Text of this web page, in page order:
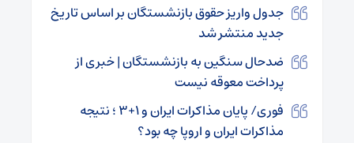
جدول واریز حقوق بازنشستگان بر اساس تاریخ
جدید منتشر شد
ضدحال سنگین به بازنشستگان | خبری از
پرداخت معوقه نیست
فوری/ پایان مذاکرات ایران و ۱+۳ ؛ نتیجه
مذاکرات ایران و اروپا چه بود؟